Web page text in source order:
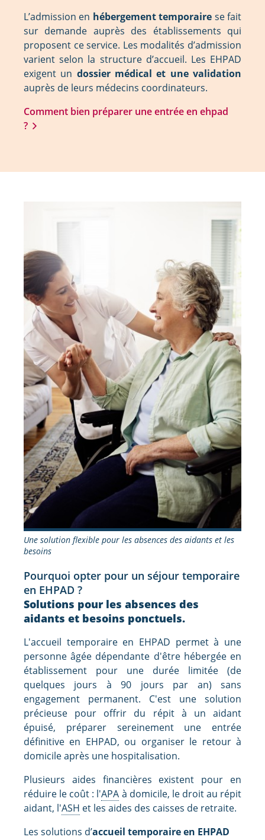
L’admission en hébergement temporaire se fait
sur demande auprès des établissements qui
proposent ce service. Les modalités d’admission
varient selon la structure d’accueil. Les EHPAD
exigent un dossier médical et une validation
auprès de leurs médecins coordinateurs.
Comment bien préparer une entrée en ehpad
?
Pourquoi opter pour un séjour temporaire
en EHPAD ?
Solutions pour les absences des
aidants et besoins ponctuels.
L'accueil temporaire en EHPAD permet à une
personne âgée dépendante d'être hébergée en
établissement pour une durée limitée (de
quelques jours à 90 jours par an) sans
engagement permanent. C'est une solution
précieuse pour offrir du répit à un aidant
épuisé, préparer sereinement une entrée
définitive en EHPAD, ou organiser le retour à
domicile après une hospitalisation.
Plusieurs aides financières existent pour en
réduire le coût : l'APA à domicile, le droit au répit
aidant, l'ASH et les aides des caisses de retraite.
Les solutions d’accueil temporaire en EHPAD
Une solution flexible pour les absences des aidants et les
besoins